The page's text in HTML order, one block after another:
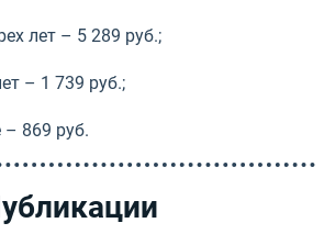
лет – 5 289 руб.;
– 1 739 руб.;
869 руб.